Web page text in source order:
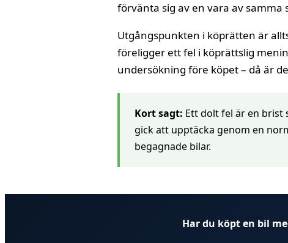
förvänta sig av en vara av samma
Utgångspunkten i köprätten är
föreligger ett fel i köprättslig
undersökning före köpet – då är
Kort sagt: Ett dolt fel är en brist
gick att upptäcka genom en
begagnade bilar.
Har du köpt en bil